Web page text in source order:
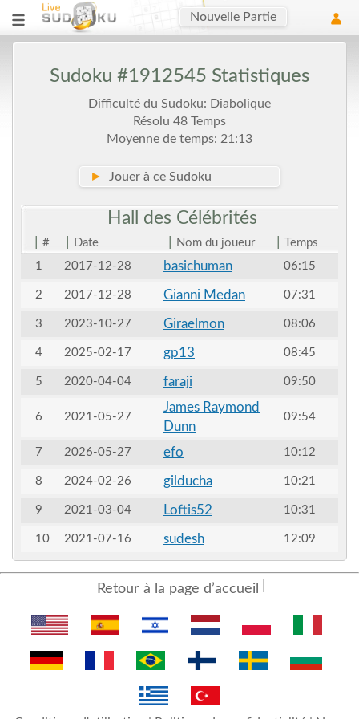
Nouvelle Partie
Sudoku #1912545 Statistiques
Difficulté du Sudoku: Diabolique
Résolu 48 Temps
Moyenne de temps: 21:13
► Jouer à ce Sudoku
Hall des Célébrités
# Date Nom du joueur
Temps
1
2017-12-28 basichuman 06:15
2 2017-12-28 Gianni Medan 07:31
3 2023-10-27 Giraelmon 08:06
4 2025-02-17 gp13 08:45
5 2020-04-04 faraji 09:50
6 2021-05-27
James Raymond
Dunn
09:54
7 2026-05-27 efo 10:12
8 2024-02-26 gilducha 10:21
9 2021-03-04 Loftis52 10:31
10 2021-07-16 sudesh 12:09
Retour à la page d’accueil